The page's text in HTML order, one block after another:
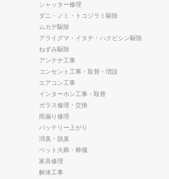
シャッター修理
ダニ・ノミ・トコジラミ駆除
ムカデ駆除
アライグマ・イタチ・ハクビシン駆除
ねずみ駆除
アンテナ工事
コンセント工事・取替・増設
エアコン工事
インターホン工事・取替
ガラス修理・交換
雨漏り修理
バッテリー上がり
消臭・脱臭
ペット火葬・葬儀
家具修理
解体工事